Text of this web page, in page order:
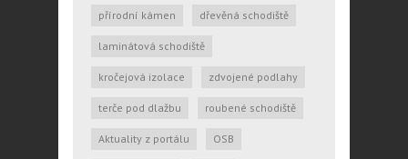
přírodní kámen dřevěná schodiště
laminátová schodiště
kročejová izolace zdvojené podlahy
terče pod dlažbu roubené schodiště
Aktuality z portálu OSB